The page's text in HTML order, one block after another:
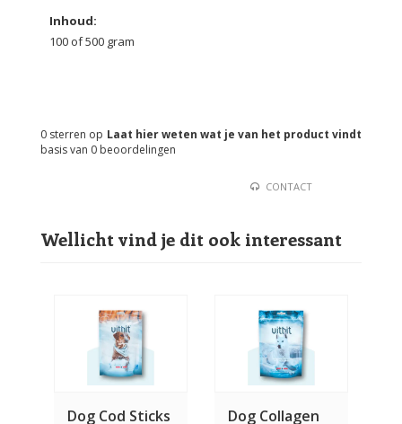
Inhoud:
100 of 500 gram
Laat hier weten wat je van het product vindt
0 sterren op
basis van 0 beoordelingen
CONTACT
Wellicht vind je dit ook interessant
Dog Cod Sticks
Dog Collagen